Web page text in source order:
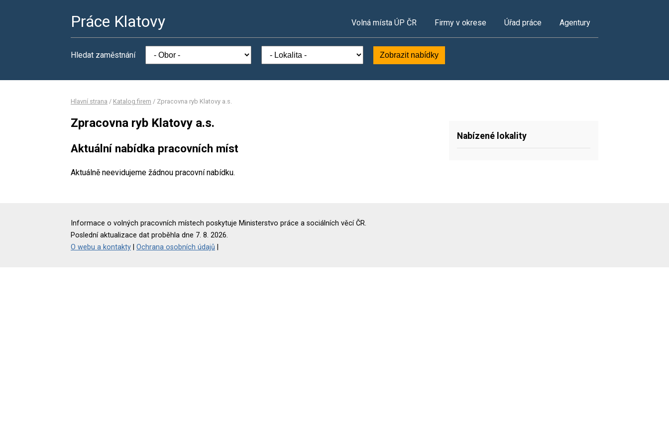
Práce Klatovy Volná místa ÚP ČR Firmy v okrese Úřad práce Agentury
Hledat zaměstnání Zobrazit nabídky
Hlavní strana / Katalog firem / Zpracovna ryb Klatovy a.s.
Zpracovna ryb Klatovy a.s.
Aktuální nabídka pracovních míst
Aktuálně neevidujeme žádnou pracovní nabídku.
Nabízené lokality
Informace o volných pracovních místech poskytuje Ministerstvo práce a sociálních věcí ČR.
Poslední aktualizace dat proběhla dne 7. 8. 2026.
O webu a kontakty
Ochrana osobních údajů